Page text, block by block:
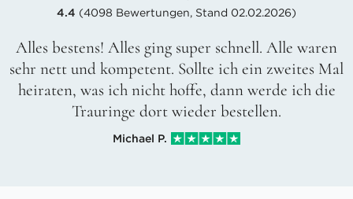
4.4 (4098 Bewertungen, Stand 02.02.2026)
Alles bestens! Alles ging super schnell. Alle waren
sehr nett und kompetent. Sollte ich ein zweites Mal
heiraten, was ich nicht hoffe, dann werde ich die
Trauringe dort wieder bestellen.
Michael P.